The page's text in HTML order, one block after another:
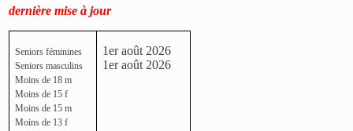
dernière mise à jour
Seniors féminines
Seniors masculins
Moins de 18 m
Moins de 15 f
Moins de 15 m
Moins de 13 f
1er août 2026
1er août 2026